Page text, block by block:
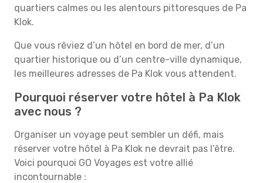
quartiers calmes ou les alentours pittoresques de Pa
Klok.
Que vous rêviez d’un hôtel en bord de mer, d’un
quartier historique ou d’un centre-ville dynamique,
les meilleures adresses de Pa Klok vous attendent.
Pourquoi réserver votre hôtel à Pa Klok
avec nous ?
Organiser un voyage peut sembler un défi, mais
réserver votre hôtel à Pa Klok ne devrait pas l’être.
Voici pourquoi GO Voyages est votre allié
incontournable :